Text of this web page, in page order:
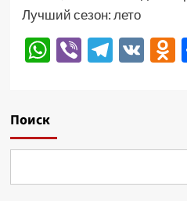
Лучший сезон: лето
WhatsApp
ViberVK
Поиск